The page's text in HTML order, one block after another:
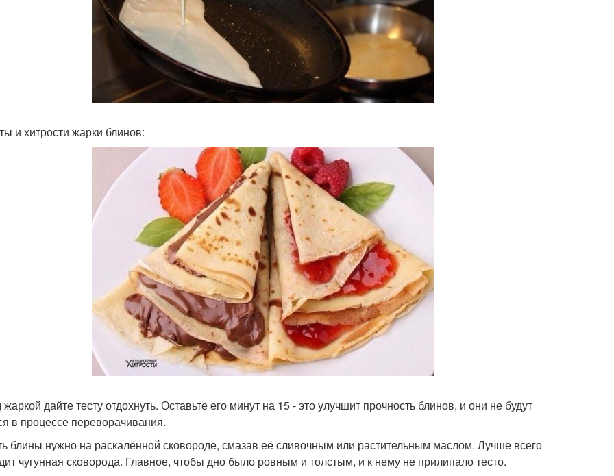
и хитрости жарки блинов:
дайте тесту отдохнуть. Оставьте его минут на 15 - это улучшит прочность блинов, и они не будут
в процессе переворачивания.
блины нужно на раскалённой сковороде, смазав её сливочным или растительным маслом. Лучше всего
чугунная сковорода. Главное, чтобы дно было ровным и толстым, и к нему не прилипало тесто.